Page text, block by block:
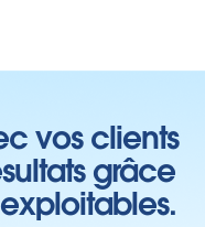
vos clients
grâce